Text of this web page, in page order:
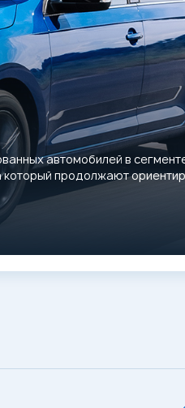
автомобилей в
продолжают